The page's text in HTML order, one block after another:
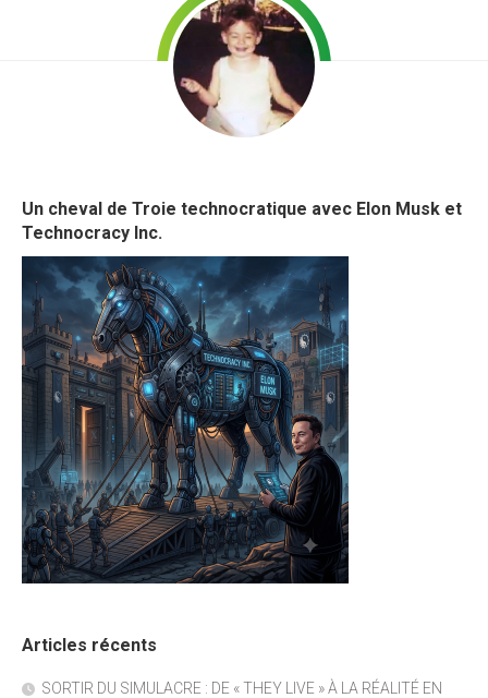
Un cheval de Troie technocratique avec Elon Musk et
Technocracy Inc.
Articles récents
SORTIR DU SIMULACRE : DE « THEY LIVE » À LA RÉALITÉ EN